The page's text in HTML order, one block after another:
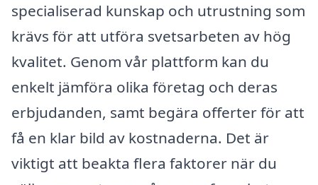
specialiserad kunskap och utrustning som
krävs för att utföra svetsarbeten av hög
kvalitet. Genom vår plattform kan du
enkelt jämföra olika företag och deras
erbjudanden, samt begära offerter för att
få en klar bild av kostnaderna. Det är
viktigt att beakta flera faktorer när du